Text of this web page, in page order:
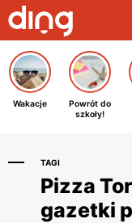
Wakacje
Powrót do
szkoły!
TAGI
Pizza
gazetki